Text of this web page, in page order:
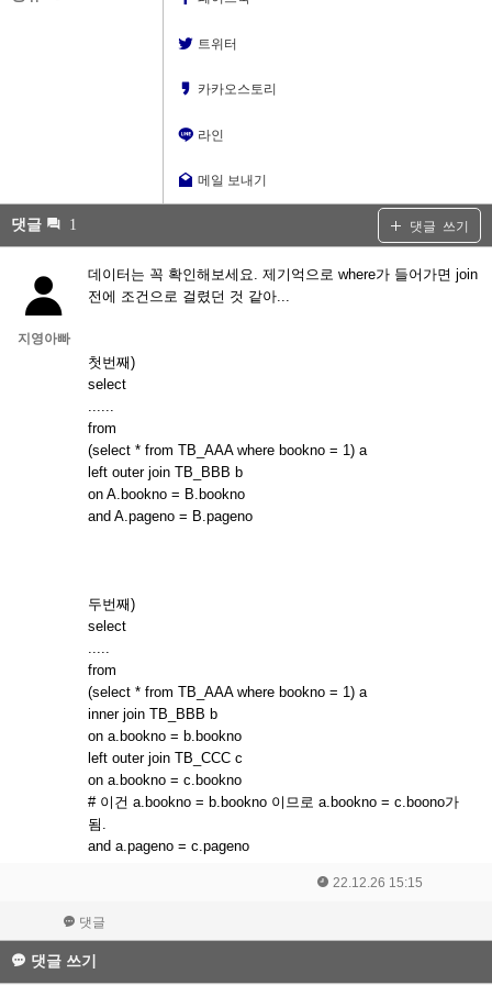
트위터
카카오스토리
라인
메일 보내기
댓글 1 댓글 쓰기
지영아빠
데이터는 꼭 확인해보세요. 제기억으로 where가 들어가면 join
전에 조건으로 걸렸던 것 같아...
첫번째)
select
......
from
(select * from TB_AAA where bookno = 1) a
left outer join TB_BBB b
on A.bookno = B.bookno
and A.pageno = B.pageno
두번째)
select
.....
from
(select * from TB_AAA where bookno = 1) a
inner join TB_BBB b
on a.bookno = b.bookno
left outer join TB_CCC c
on a.bookno = c.bookno
# 이건 a.bookno = b.bookno 이므로 a.bookno = c.boono가
됨.
and a.pageno = c.pageno
22.12.26 15:15
댓글
댓글 쓰기